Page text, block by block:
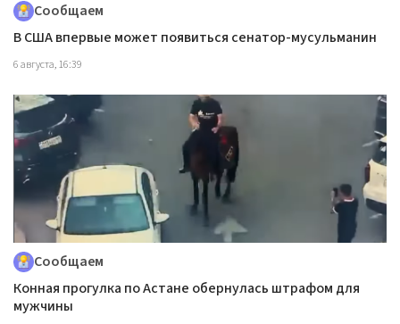
Сообщаем
В США впервые может появиться сенатор-мусульманин
6 августа, 16:39
Сообщаем
Конная прогулка по Астане обернулась штрафом для
мужчины